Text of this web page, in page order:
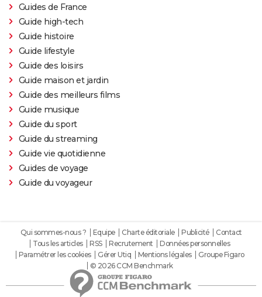
Guides de France
Guide high-tech
Guide histoire
Guide lifestyle
Guide des loisirs
Guide maison et jardin
Guide des meilleurs films
Guide musique
Guide du sport
Guide du streaming
Guide vie quotidienne
Guides de voyage
Guide du voyageur
Qui sommes-nous ? Equipe Charte éditoriale Publicité
Contact
Tous les articles
RSS Recrutement
Données personnelles
Paramétrer les cookies
Gérer Utiq Mentions légales
Groupe Figaro
© 2026 CCM Benchmark